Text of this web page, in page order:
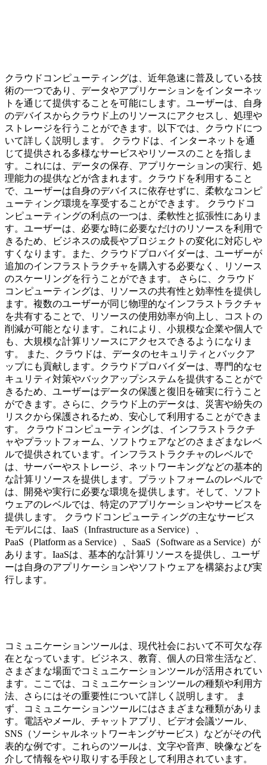
クラウドコンピューティングは、近年急速に普及している技
術の一つであり、データやアプリケーションをインターネッ
トを通じて提供することを可能にします。ユーザーは、自身
のデバイスからクラウド上のリソースにアクセスし、処理や
ストレージを行うことができます。以下では、クラウドにつ
いて詳しく説明します。 クラウドは、インターネットを通
じて提供される多様なサービスやリソースのことを指しま
す。これには、データの保存、アプリケーションの実行、処
理能力の提供などが含まれます。クラウドを利用すること
で、ユーザーは自身のデバイスに依存せずに、柔軟なコンピ
ューティング環境を享受することができます。 クラウドコ
ンピューティングの利点の一つは、柔軟性と拡張性にありま
す。ユーザーは、必要な時に必要なだけのリソースを利用で
きるため、ビジネスの成長やプロジェクトの変化に対応しや
すくなります。また、クラウドプロバイダーは、ユーザーが
追加のインフラストラクチャを購入する必要なく、リソース
のスケーリングを行うことができます。 さらに、クラウド
コンピューティングは、リソースの共有性と効率性を提供し
ます。複数のユーザーが同じ物理的なインフラストラクチャ
を共有することで、リソースの使用効率が向上し、コストの
削減が可能となります。これにより、小規模な企業や個人で
も、大規模な計算リソースにアクセスできるようになりま
す。 また、クラウドは、データのセキュリティとバックア
ップにも貢献します。クラウドプロバイダーは、専門的なセ
キュリティ対策やバックアップシステムを提供することがで
きるため、ユーザーはデータの保護と復旧を確実に行うこと
ができます。さらに、クラウド上のデータは、災害や紛失の
リスクから保護されるため、安心して利用することができま
す。 クラウドコンピューティングは、インフラストラクチ
ャやプラットフォーム、ソフトウェアなどのさまざまなレベ
ルで提供されています。インフラストラクチャのレベルで
は、サーバーやストレージ、ネットワーキングなどの基本的
な計算リソースを提供します。プラットフォームのレベルで
は、開発や実行に必要な環境を提供します。そして、ソフト
ウェアのレベルでは、特定のアプリケーションやサービスを
提供します。 クラウドコンピューティングの主なサービス
モデルには、IaaS（Infrastructure as a Service）、
PaaS（Platform as a Service）、SaaS（Software as a Service）が
あります。IaaSは、基本的な計算リソースを提供し、ユーザ
ーは自身のアプリケーションやソフトウェアを構築および実
行します。
コミュニケーションツールは、現代社会において不可欠な存
在となっています。ビジネス、教育、個人の日常生活など、
さまざまな場面でコミュニケーションツールが活用されてい
ます。ここでは、コミュニケーションツールの種類や利用方
法、さらにはその重要性について詳しく説明します。 ま
ず、コミュニケーションツールにはさまざまな種類がありま
す。電話やメール、チャットアプリ、ビデオ会議ツール、
SNS（ソーシャルネットワーキングサービス）などがその代
表的な例です。これらのツールは、文字や音声、映像などを
介して情報をやり取りする手段として利用されています。